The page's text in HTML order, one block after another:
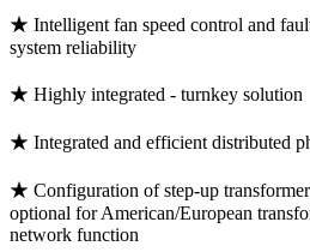
★ Intelligent fan speed control and
system reliability
★ Highly integrated - turnkey solution
★ Integrated and efficient distributed
★ Configuration of step-up
optional for American/European
network function